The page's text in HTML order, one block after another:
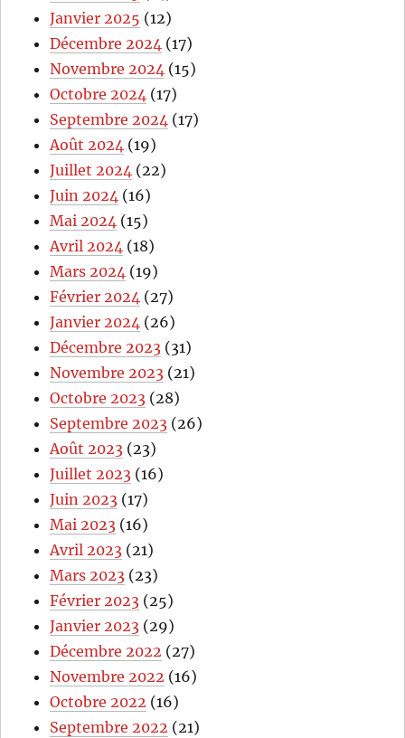
Janvier 2025 (12)
Décembre 2024 (17)
Novembre 2024 (15)
Octobre 2024 (17)
Septembre 2024 (17)
Août 2024 (19)
Juillet 2024 (22)
Juin 2024 (16)
Mai 2024 (15)
Avril 2024 (18)
Mars 2024 (19)
Février 2024 (27)
Janvier 2024 (26)
Décembre 2023 (31)
Novembre 2023 (21)
Octobre 2023 (28)
Septembre 2023 (26)
Août 2023 (23)
Juillet 2023 (16)
Juin 2023 (17)
Mai 2023 (16)
Avril 2023 (21)
Mars 2023 (23)
Février 2023 (25)
Janvier 2023 (29)
Décembre 2022 (27)
Novembre 2022 (16)
Octobre 2022 (16)
Septembre 2022 (21)